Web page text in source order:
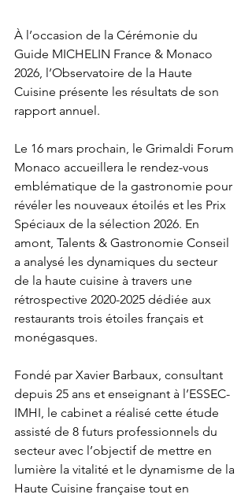
À l’occasion de la Cérémonie du
Guide MICHELIN France & Monaco
2026, l’Observatoire de la Haute
Cuisine présente les résultats de son
rapport annuel.
Le 16 mars prochain, le Grimaldi Forum
Monaco accueillera le rendez-vous
emblématique de la gastronomie pour
révéler les nouveaux étoilés et les Prix
Spéciaux de la sélection 2026. En
amont, Talents & Gastronomie Conseil
a analysé les dynamiques du secteur
de la haute cuisine à travers une
rétrospective 2020-2025 dédiée aux
restaurants trois étoiles français et
monégasques.
Fondé par Xavier Barbaux, consultant
depuis 25 ans et enseignant à l’ESSEC-
IMHI, le cabinet a réalisé cette étude
assisté de 8 futurs professionnels du
secteur avec l’objectif de mettre en
lumière la vitalité et le dynamisme de la
Haute Cuisine française tout en